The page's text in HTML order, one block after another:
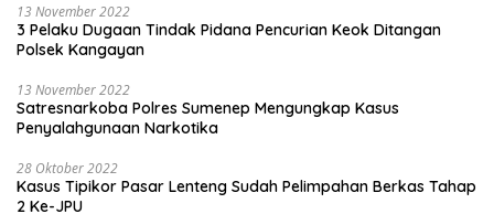
13 November 2022
3 Pelaku Dugaan Tindak Pidana Pencurian Keok Ditangan
Polsek Kangayan
13 November 2022
Satresnarkoba Polres Sumenep Mengungkap Kasus
Penyalahgunaan Narkotika
28 Oktober 2022
Kasus Tipikor Pasar Lenteng Sudah Pelimpahan Berkas Tahap
2 Ke-JPU